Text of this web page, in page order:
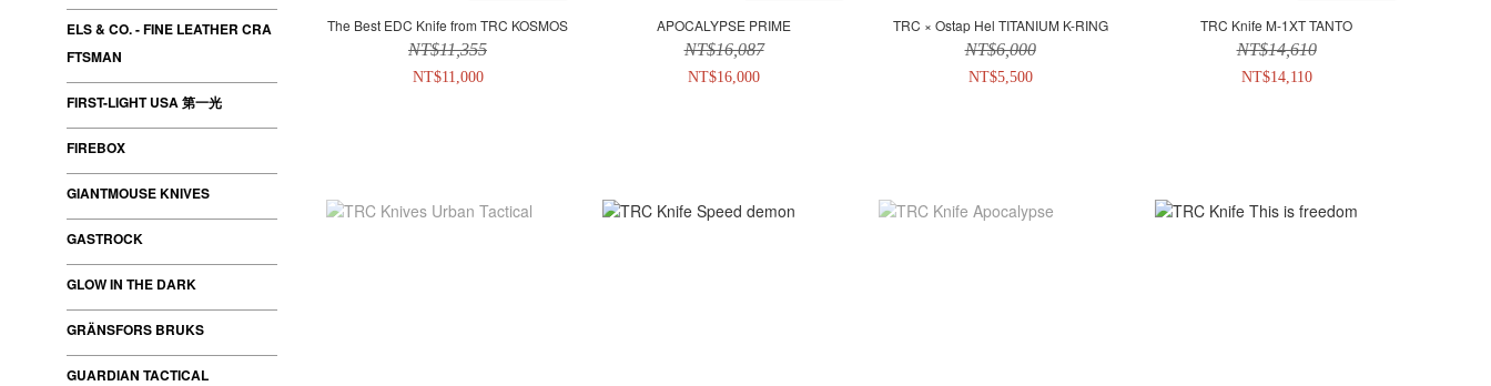
ELS & CO. - FINE LEATHER CRA
FTSMAN
FIRST-LIGHT USA 第一光
FIREBOX
GIANTMOUSE KNIVES
GASTROCK
GLOW IN THE DARK
GRÄNSFORS BRUKS
GUARDIAN TACTICAL
The Best EDC Knife from TRC KOSMOS
NT$11,355
NT$11,000
APOCALYPSE PRIME
NT$16,087
NT$16,000
TRC × Ostap Hel TITANIUM K-RING
NT$6,000
NT$5,500
TRC Knife M-1XT TANTO
NT$14,610
NT$14,110